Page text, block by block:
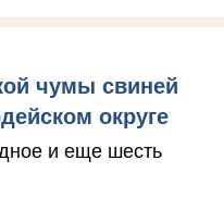
чумы свиней
округе
и еще шесть